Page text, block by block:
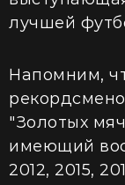
лучшей
Напомним,
"Золотых
имеющий
2012, 2015,